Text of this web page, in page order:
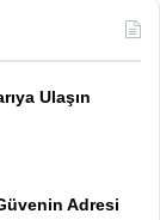
Ulaşın
Adresi